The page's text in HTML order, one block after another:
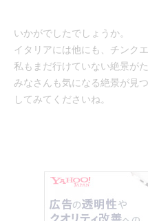
いかがでしたでしょうか。
イタリアには他にも、チンク
私もまだ行けていない絶景が
みなさんも気になる絶景が見
してみてくださいね。